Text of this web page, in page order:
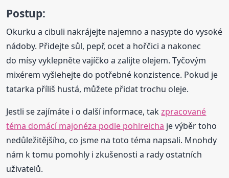
Postup:
Okurku a cibuli nakrájejte najemno a nasypte do vysoké
nádoby. Přidejte sůl, pepř, ocet a hořčici a nakonec
do mísy vyklepněte vajíčko a zalijte olejem. Tyčovým
mixérem vyšlehejte do potřebné konzistence. Pokud je
tatarka příliš hustá, můžete přidat trochu oleje.
Jestli se zajímáte i o další informace, takzpracované
téma domácí majonéza podle pohlreicha je výběr toho
nedůležitějšího, co jsme na toto téma napsali. Mnohdy
nám k tomu pomohly i zkušenosti a rady ostatních
uživatelů.